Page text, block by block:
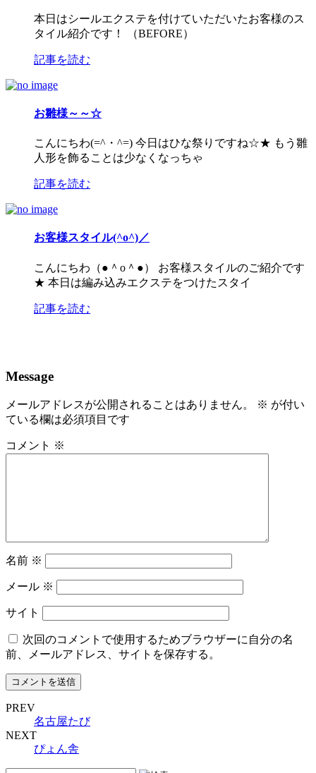
本日はシールエクステを付けていただいたお客様のス
タイル紹介です！ （BEFORE）
記事を読む
お雛様～～☆
こんにちわ(=^・^=) 今日はひな祭りですね☆★ もう雛
人形を飾ることは少なくなっちゃ
記事を読む
お客様スタイル(^o^)／
こんにちわ（●＾o＾●） お客様スタイルのご紹介です
★ 本日は編み込みエクステをつけたスタイ
記事を読む
Message
メールアドレスが公開されることはありません。 ※ が付い
ている欄は必須項目です
コメント ※
名前 ※
メール ※
サイト
次回のコメントで使用するためブラウザーに自分の名
前、メールアドレス、サイトを保存する。
PREV
名古屋たび
NEXT
ぴょん舎